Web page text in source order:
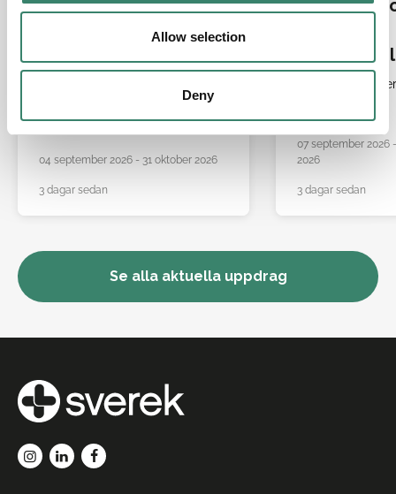
Allow selection
Deny
Allmänmedicin
04 september 2026 - 31 oktober 2026
3 dagar sedan
07 september 2026
2026
3 dagar sedan
Se alla aktuella uppdrag